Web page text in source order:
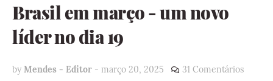
Brasil em março - um novo
líder no dia 19
by Mendes - Editor - março 20, 2025 31 Comentários